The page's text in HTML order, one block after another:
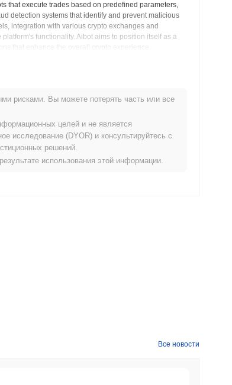
that execute trades based on predefined parameters,
detection systems that identify and prevent malicious
integration with various crypto exchanges and
functionality. Aibot aims to position itself as a
that enhance the overall crypto experience.
биржах.
рисками. Вы можете потерять часть или все
целей и не является
исследование (DYOR) и консультируйтесь с
решений.
использования этой информации.
Все новости